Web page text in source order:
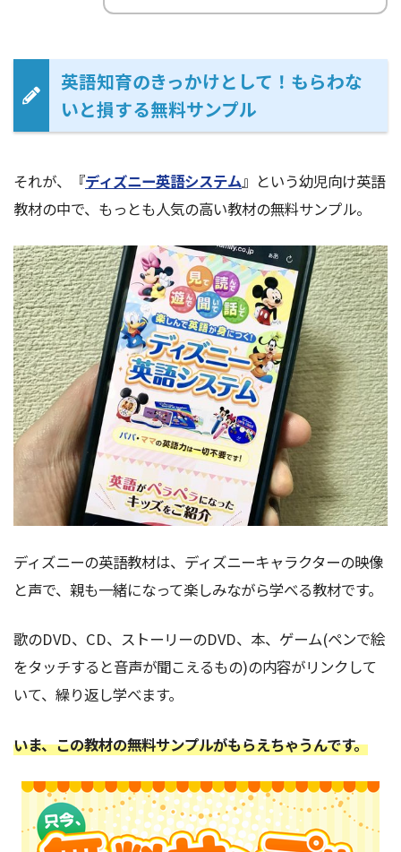
英語知育のきっかけとして！もらわな
いと損する無料サンプル
それが、『ディズニー英語システム』という幼児向け英語
教材の中で、もっとも人気の高い教材の無料サンプル。
ディズニーの英語教材は、ディズニーキャラクターの映像
と声で、親も一緒になって楽しみながら学べる教材です。
歌のDVD、CD、ストーリーのDVD、本、ゲーム(ペンで絵
をタッチすると音声が聞こえるもの)の内容がリンクして
いて、繰り返し学べます。
いま、この教材の無料サンプルがもらえちゃうんです。